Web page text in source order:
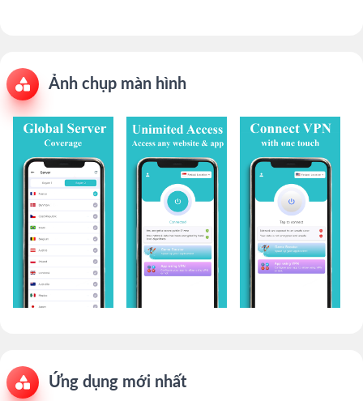
Ảnh chụp màn hình
Ứng dụng mới nhất